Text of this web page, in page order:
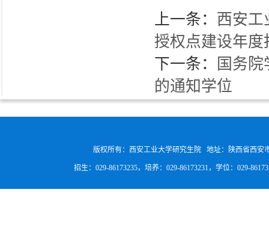
上一条：
西安工
授权点建设年度
下一条：
国务
的通知学位
版权所有：西安工业大学研究生院 地址：陕西省西安
招生：029-86173235，培养：029-86173231，学位：029-